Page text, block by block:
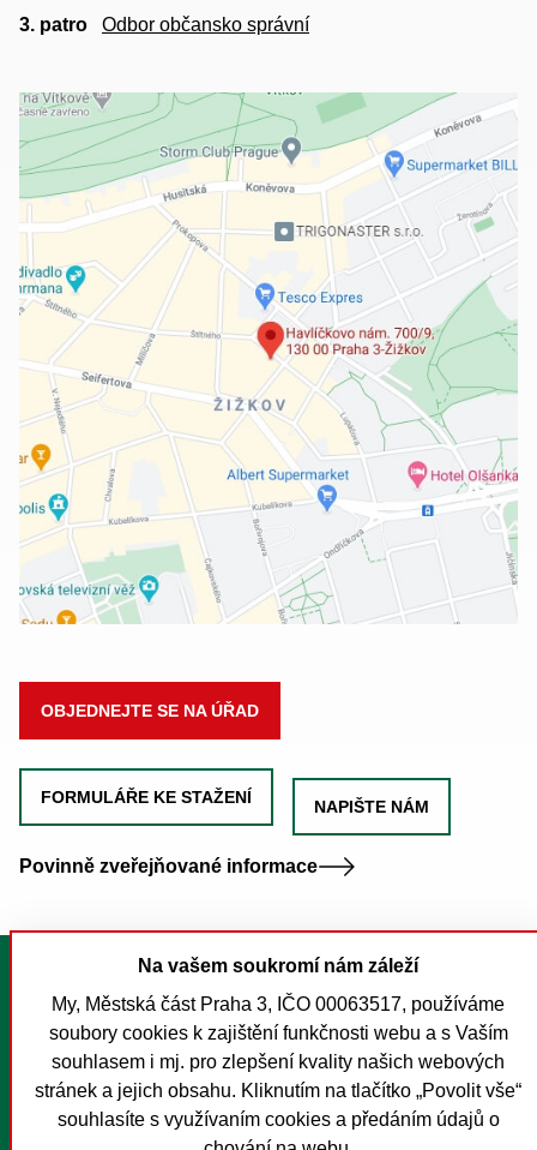
Na vašem soukromí nám záleží
My, Městská část Praha 3, IČO 00063517, používáme
soubory cookies k zajištění funkčnosti webu a s Vaším
souhlasem i mj. pro zlepšení kvality našich webových
stránek a jejich obsahu. Kliknutím na tlačítko „Povolit vše“
souhlasíte s využívaním cookies a předáním údajů o
3. patro Odbor občansko správní
OBJEDNEJTE SE NA ÚŘAD
FORMULÁŘE KE STAŽENÍ NAPIŠTE NÁM
Povinně zveřejňované informace
Tisk stránky
Mapa stránek
Prohlášení o přístupnosti
Nastavení cookies
O MČ Praha 3